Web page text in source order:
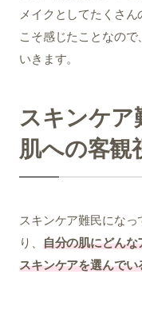
メイクとしてたくさ
こそ感じたことなの
いきます。
スキンケア
肌への客観
スキンケア難民にな
り、 自分の肌にどんな
スキンケアを選んでい